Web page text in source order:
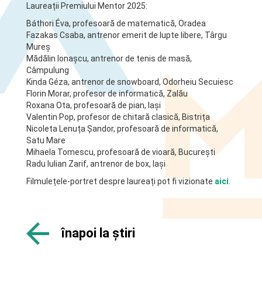
Laureații Premiului Mentor 2025:
Báthori Éva, profesoară de matematică, Oradea
Fazakas Csaba, antrenor emerit de lupte libere, Târgu
Mureș
Mădălin Ionașcu, antrenor de tenis de masă,
Câmpulung
Kinda Géza, antrenor de snowboard, Odorheiu Secuiesc
Florin Morar, profesor de informatică, Zalău
Roxana Ota, profesoară de pian, Iași
Valentin Pop, profesor de chitară clasică, Bistrița
Nicoleta Lenuța Șandor, profesoară de informatică,
Satu Mare
Mihaela Tomescu, profesoară de vioară, București
Radu Iulian Zarif, antrenor de box, Iași
Filmulețele-portret despre laureați pot fi vizionate aici.
înapoi la ştiri